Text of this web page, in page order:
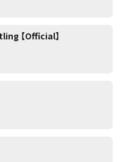
【Official】